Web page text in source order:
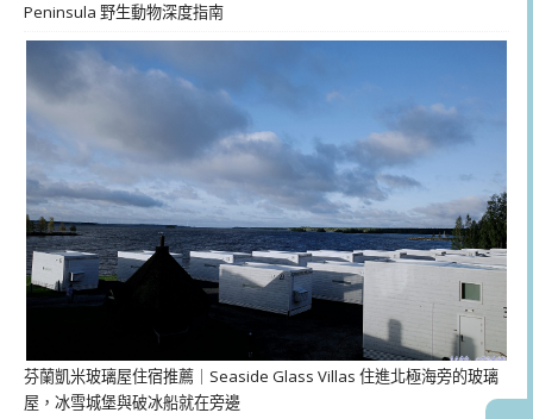
Peninsula 野生動物深度指南
芬蘭凱米玻璃屋住宿推薦｜Seaside Glass Villas 住進北極海旁的玻璃
屋，冰雪城堡與破冰船就在旁邊